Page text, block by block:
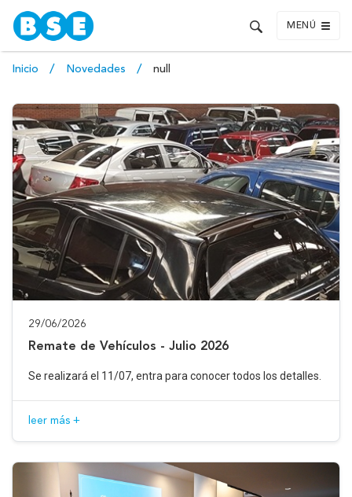
MENÚ
Inicio Novedades null
29/06/2026
Remate de Vehículos - Julio 2026
Se realizará el 11/07, entra para conocer todos los detalles.
leer más +